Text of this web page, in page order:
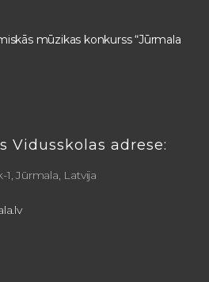
mūzikas konkurss “Jūrmala
Vidusskolas adrese:
Jūrmala, Latvija